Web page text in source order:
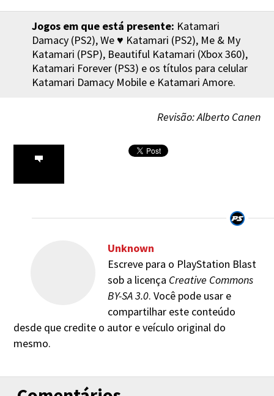
Jogos em que está presente: Katamari
Damacy (PS2), We ♥ Katamari (PS2), Me & My
Katamari (PSP), Beautiful Katamari (Xbox 360),
Katamari Forever (PS3) e os títulos para celular
Katamari Damacy Mobile e Katamari Amore.
Revisão: Alberto Canen
Unknown
Escreve para o PlayStation Blast
sob a licença Creative Commons
BY-SA 3.0. Você pode usar e
compartilhar este conteúdo
desde que credite o autor e veículo original do
mesmo.